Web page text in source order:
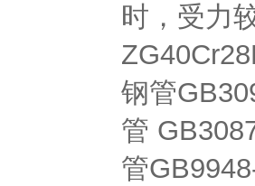
时，受力
钢管
管
管